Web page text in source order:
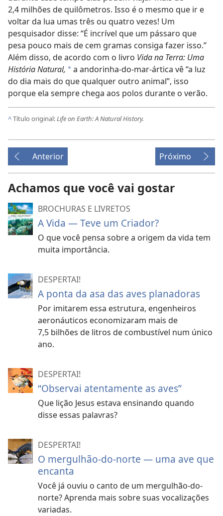
2,4 milhões de quilômetros. Isso é o mesmo que ir e
voltar da lua umas três ou quatro vezes! Um
pesquisador disse: “É incrível que um pássaro que
pesa pouco mais de cem gramas consiga fazer isso.”
Além disso, de acordo com o livro Vida na Terra: Uma
História Natural, *a andorinha-do-mar-ártica vê “a luz
do dia mais do que qualquer outro animal”, isso
porque ela sempre chega aos polos durante o verão.
^Título original:Life on Earth: A Natural History.
Anterior Próximo
Achamos que você vai gostar
BROCHURAS E LIVRETOS
A Vida — Teve um Criador?
O que você pensa sobre a origem da vida tem
muita importância.
DESPERTAI!
A ponta da asa das aves planadoras
Por imitarem essa estrutura, engenheiros
aeronáuticos economizaram mais de
7,5 bilhões de litros de combustível num único
ano.
DESPERTAI!
“Observai atentamente as aves”
Que lição Jesus estava ensinando quando
disse essas palavras?
DESPERTAI!
O mergulhão-do-norte — uma ave que
encanta
Você já ouviu o canto de um mergulhão-do-
norte? Aprenda mais sobre suas vocalizações
variadas.